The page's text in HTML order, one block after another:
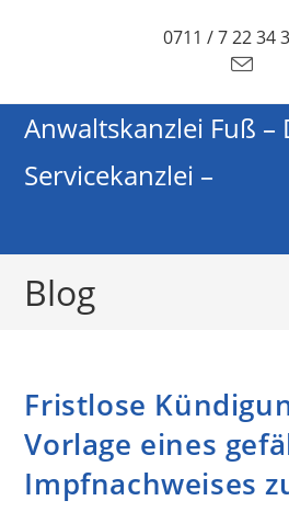
0711 / 7 22 34
Anwaltskanzlei Fuß –
Servicekanzlei –
Blog
Fristlose
Vorlage eines
Impfnachweises